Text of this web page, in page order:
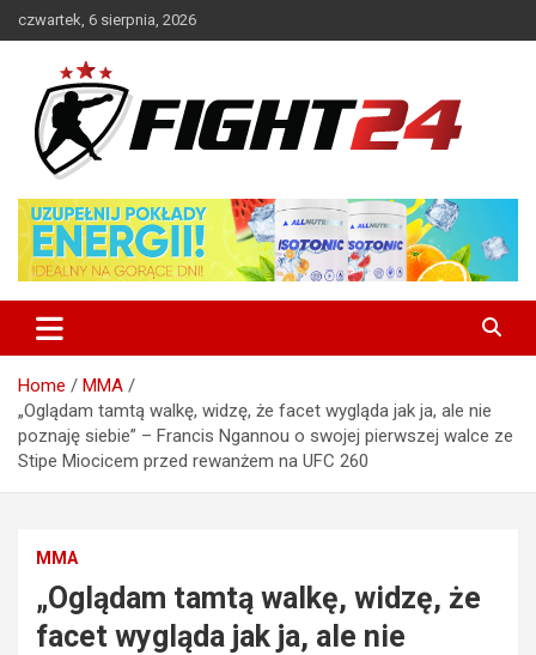
to
czwartek, 6 sierpnia, 2026
FIGHT24.PL – MMA i K-1, UFC
Home
MMA
„Oglądam tamtą walkę, widzę, że facet wygląda jak ja, ale nie
poznaję siebie” – Francis Ngannou o swojej pierwszej walce ze
Stipe Miocicem przed rewanżem na UFC 260
MMA
„Oglądam tamtą walkę, widzę, że
facet wygląda jak ja, ale nie